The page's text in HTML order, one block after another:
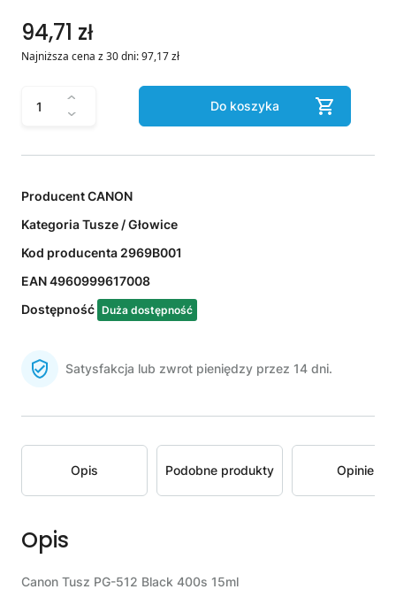
94,71 zł
Najniższa cena z 30 dni:97,17zł
ProducentCANON
KategoriaTusze / Głowice
Kod producenta 2969B001
EAN4960999617008
Dostępność Duża dostępność
Do koszyka
Satysfakcja lub zwrot pieniędzy przez 14 dni.
Opis Podobne produkty Opinie
Opis
Canon Tusz PG-512 Black 400s 15ml